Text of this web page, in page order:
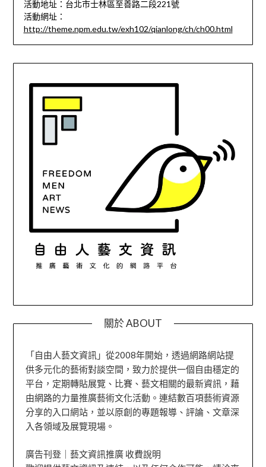
活動地址：台北市士林區至善路二段221號
活動網址：
http://theme.npm.edu.tw/exh102/qianlong/ch/ch00.html
關於 ABOUT
「自由人藝文資訊」從2008年開始，透過網路網站提
供多元化的藝術對談空間，致力於提供一個自由穩定的
平台，定期轉貼展覽、比賽、藝文相關的最新資訊，藉
由網路的力量推廣藝術文化活動。連結數百項藝術資源
分享的入口網站，並以原創的專題報導、評論、文章深
入各領域及展覽現場。
廣告刊登｜藝文資訊推廣 收費說明